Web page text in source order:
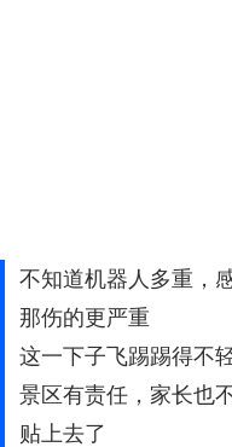
不知道机器人多重，
那伤的更严重
这一下子飞踢踢得不
景区有责任，家长也
贴上去了